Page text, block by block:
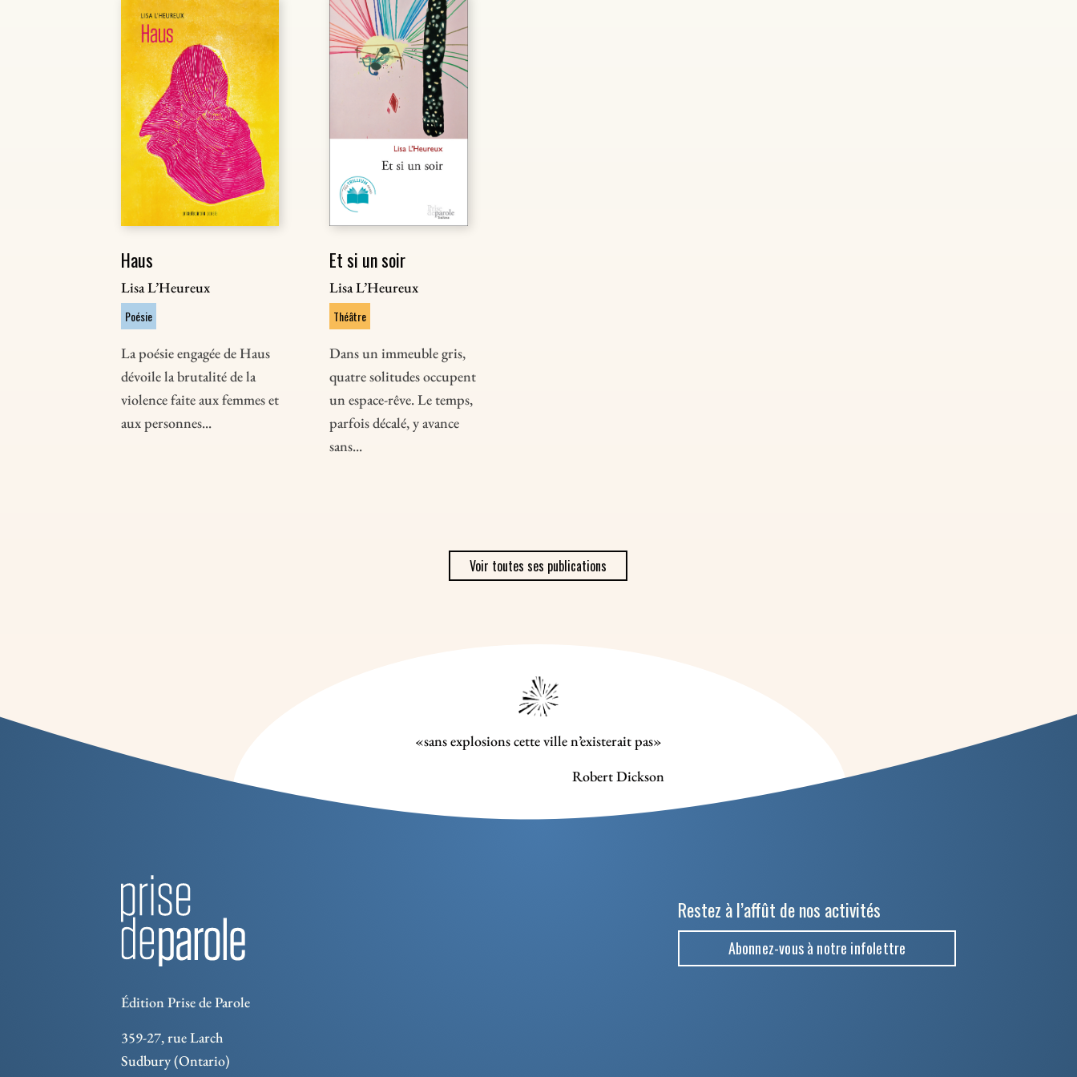
Haus
Lisa L’Heureux
Poésie
La poésie engagée de Haus
dévoile la brutalité de la
violence faite aux femmes et
aux personnes...
Et si un soir
Lisa L’Heureux
Théâtre
Dans un immeuble gris,
quatre solitudes occupent
un espace-rêve. Le temps,
parfois décalé, y avance
sans...
Voir toutes ses publications
«sans explosions cette ville n’existerait pas»
Robert Dickson
Édition Prise de Parole
359-27, rue Larch
Sudbury (Ontario)
Restez à l’affût de nos activités
Abonnez-vous à notre infolettre